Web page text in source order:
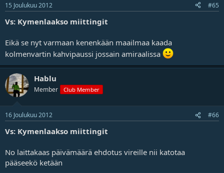
15 Joulukuu 2012 #65
Vs: Kymenlaakso miittingit
Eikä se nyt varmaan kenenkään maailmaa kaada
kolmenvartin kahvipaussi jossain amiraalissa
Hablu
Member Club Member
16 Joulukuu 2012 #66
Vs: Kymenlaakso miittingit
No laittakaas päivämäärä ehdotus vireille nii katotaa
pääseekö ketään